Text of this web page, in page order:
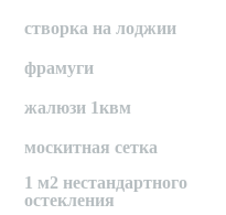
створка на лоджии
фрамуги
жалюзи 1квм
москитная сетка
1 м2 нестандартного
остекления